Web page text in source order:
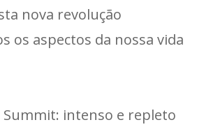
nova revolução
os aspectos da nossa vida
Summit: intenso e repleto